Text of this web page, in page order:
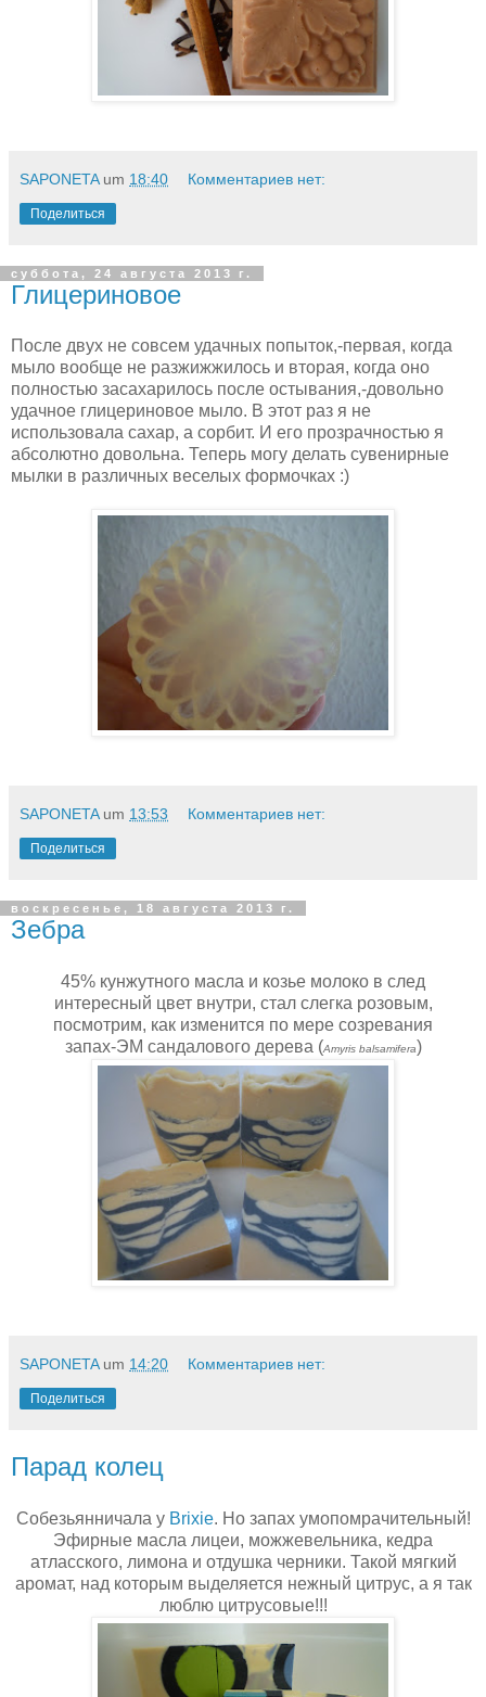
SAPONETA um 18:40 Комментариев нет:
Поделиться
суббота, 24 августа 2013 г.
Глицериновое
После двух не совсем удачных попыток,-первая, когда
мыло вообще не разжижжилось и вторая, когда оно
полностью засахарилось после остывания,-довольно
удачное глицериновое мыло. В этот раз я не
использовала сахар, а сорбит. И его прозрачностью я
абсолютно довольна. Теперь могу делать сувенирные
мылки в различных веселых формочках :)
SAPONETA um 13:53 Комментариев нет:
Поделиться
воскресенье, 18 августа 2013 г.
Зебра
45% кунжутного масла и козье молоко в след
интересный цвет внутри, стал слегка розовым,
посмотрим, как изменится по мере созревания
запах-ЭМ сандалового дерева (Amyris balsamifera)
SAPONETA um 14:20 Комментариев нет:
Поделиться
Парад колец
Собезьянничала у Brixie. Но запах умопомрачительный!
Эфирные масла лицеи, можжевельника, кедра
атласского, лимона и отдушка черники. Такой мягкий
аромат, над которым выделяется нежный цитрус, а я так
люблю цитрусовые!!!